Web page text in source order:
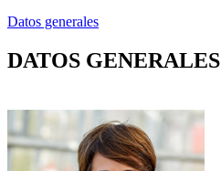
Datos generales
DATOS GENERALES